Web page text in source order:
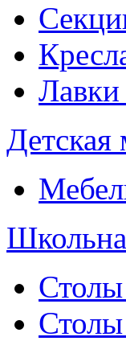
Лавки
Детская
Столы
Столы